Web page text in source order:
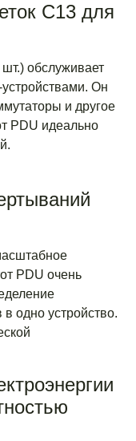
C13 для
обслуживает
Он
и другое
PDU идеально
PDU очень
одно устройство.